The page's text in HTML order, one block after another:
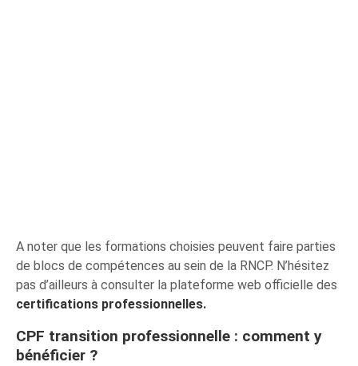
A noter que les formations choisies peuvent faire parties
de blocs de compétences au sein de la RNCP. N’hésitez
pas d’ailleurs à consulter la plateforme web officielle des
certifications professionnelles.
CPF transition professionnelle : comment y
bénéficier ?